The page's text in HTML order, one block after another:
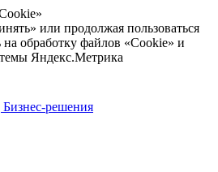
или продолжая пользоваться
обработку файлов «Cookie» и
Яндекс.Метрика
Бизнес-решения